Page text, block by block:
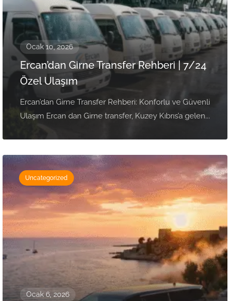
Ocak 10, 2026
Ercan’dan Girne Transfer Rehberi | 7/24
Özel Ulaşım
Ercan’dan Girne Transfer Rehberi: Konforlu ve Güvenli
Ulaşım Ercan dan Girne transfer, Kuzey Kıbrıs’a gelen...
Uncategorized
Ocak 6, 2026